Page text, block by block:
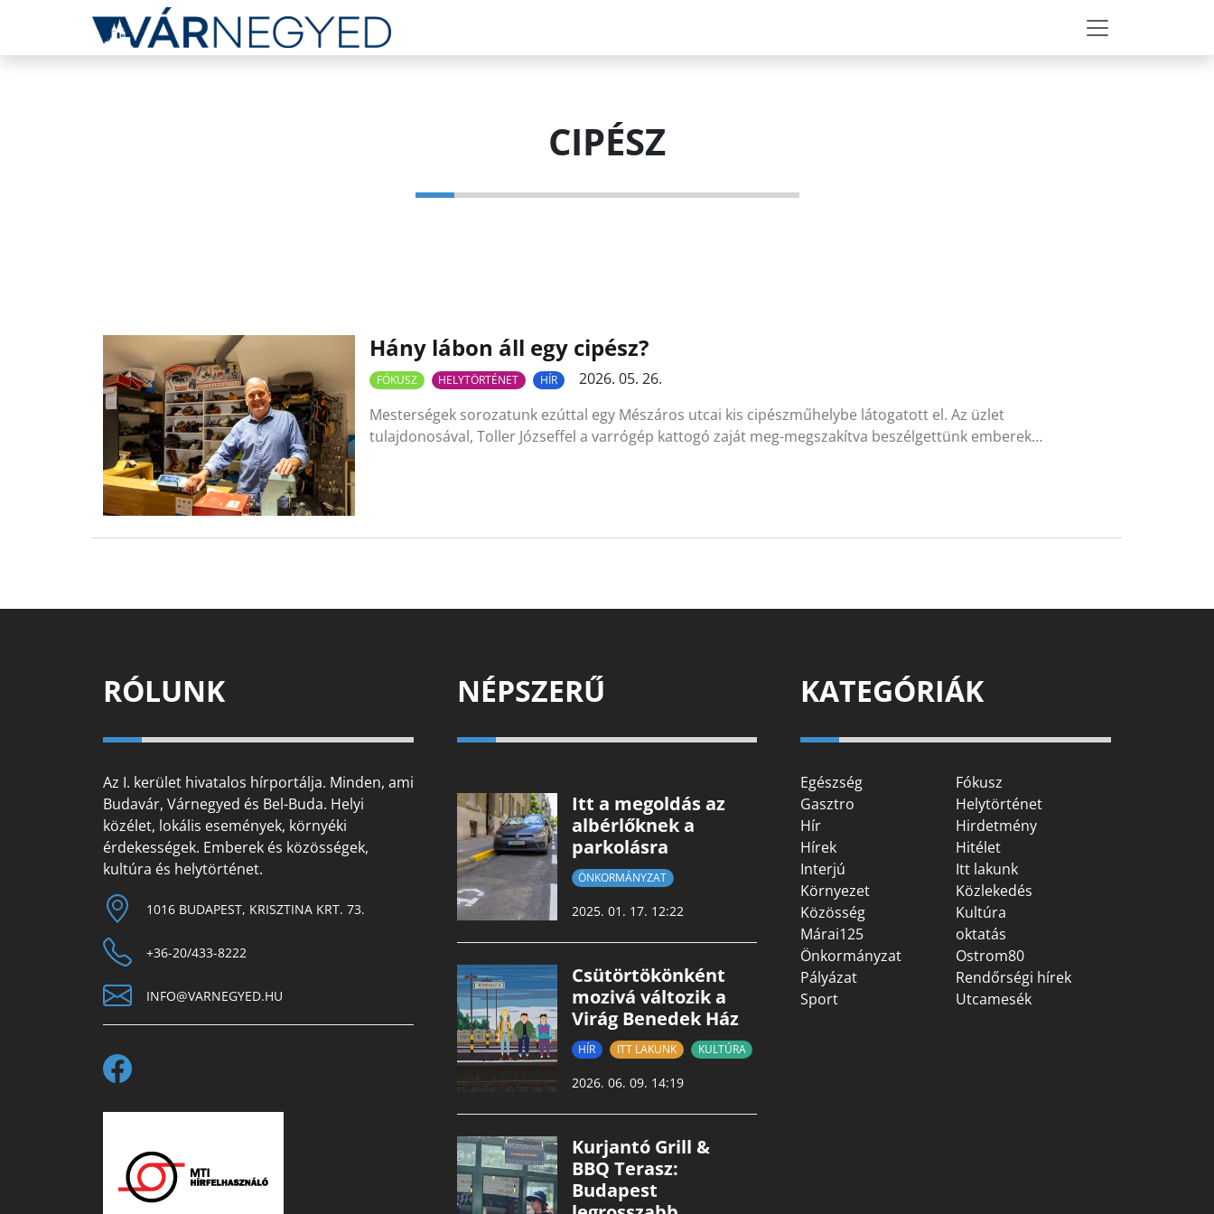
CIPÉSZ
Hány lábon áll egy cipész?
FÓKUSZ HELYTÖRTÉNET HÍR
2026. 05. 26.
Mesterségek sorozatunk ezúttal egy Mészáros utcai kis cipészműhelybe látogatott el. Az üzlet
tulajdonosával, Toller Józseffel a varrógép kattogó zaját meg-megszakítva beszélgettünk emberek…
RÓLUNK
Az I. kerület hivatalos hírportálja. Minden, ami
Budavár, Várnegyed és Bel-Buda. Helyi
közélet, lokális események, környéki
érdekességek. Emberek és közösségek,
kultúra és helytörténet.
1016 BUDAPEST, KRISZTINA KRT. 73.
+36-20/433-8222
INFO@VARNEGYED.HU
NÉPSZERŰ
Itt a megoldás az
albérlőknek a
parkolásra
ÖNKORMÁNYZAT
2025. 01. 17. 12:22
Csütörtökönként
mozivá változik a
Virág Benedek Ház
HÍR ITT LAKUNK KULTÚRA
2026. 06. 09. 14:19
Kurjantó Grill &
BBQ Terasz:
Budapest
KATEGÓRIÁK
Egészség
Fókusz
Gasztro
Helytörténet
Hír
Hirdetmény
Hírek
Hitélet
Interjú
Itt lakunk
Környezet
Közlekedés
Közösség
Kultúra
Márai125
oktatás
Önkormányzat
Ostrom80
Pályázat
Rendőrségi hírek
Sport
Utcamesék